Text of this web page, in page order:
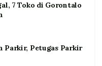
7 Toko di Gorontalo
Parkir, Petugas Parkir